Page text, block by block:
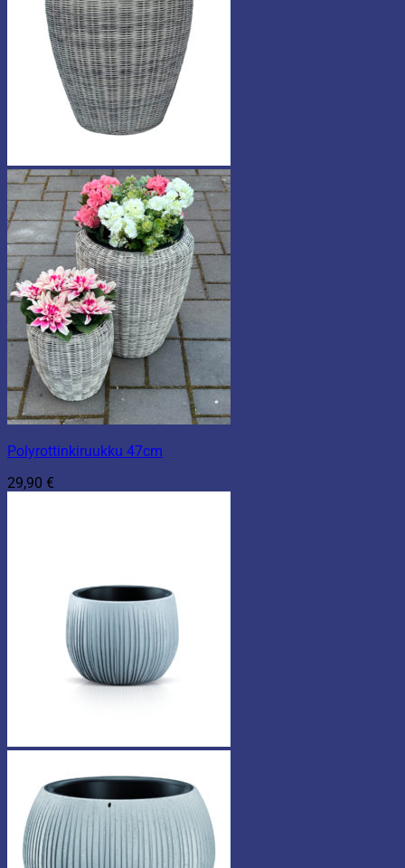
Polyrottinkiruukku 47cm
29,90 €